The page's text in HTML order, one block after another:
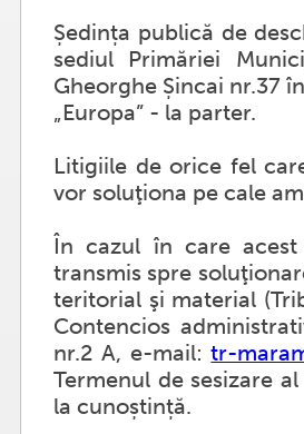
Ședința publică de
sediul Primăriei
Gheorghe Șincai nr.37
„Europa” - la parter.
Litigiile de orice fel
vor soluţiona pe cale
În cazul în care
transmis spre
teritorial şi material
Contencios
nr.2 A, e-mail:tr-
Termenul de sesizare
la cunoștință.